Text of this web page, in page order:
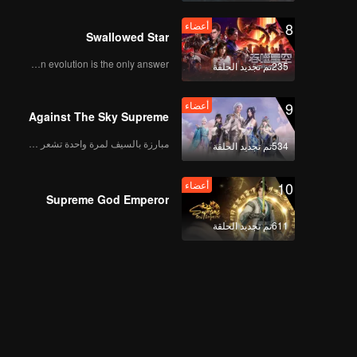
8
235تم تجديد الحلقة
أعضاء
Swallowed Star
Human evolution is the only answer.
9
534تم تجديد الحلقة
أعضاء
Against The Sky Supreme
10
611تم تجديد الحلقة
أعضاء
Supreme God Emperor